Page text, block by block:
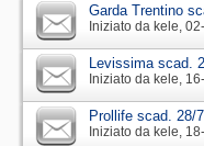
Garda Trentino
Iniziato da kele‎,
Levissima scad.
Iniziato da kele‎,
Prollife scad. 28/7
Iniziato da kele‎,